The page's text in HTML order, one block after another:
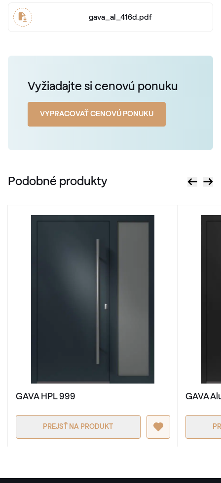
gava_al_416d.pdf
Vyžiadajte si cenovú ponuku
VYPRACOVAŤ CENOVÚ PONUKU
Podobné produkty
GAVA HPL 999
PREJSŤ NA PRODUKT
GAVA